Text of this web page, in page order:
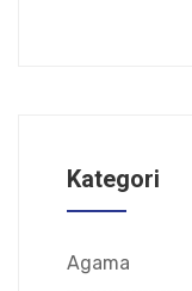
Kategori
Agama